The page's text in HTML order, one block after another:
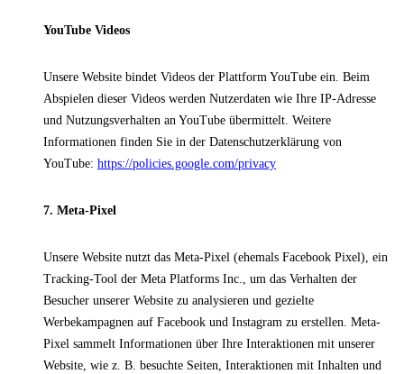
YouTube Videos
Unsere Website bindet Videos der Plattform YouTube ein. Beim
Abspielen dieser Videos werden Nutzerdaten wie Ihre IP-Adresse
und Nutzungsverhalten an YouTube übermittelt. Weitere
Informationen finden Sie in der Datenschutzerklärung von
YouTube: https://policies.google.com/privacy
7. Meta-Pixel
Unsere Website nutzt das Meta-Pixel (ehemals Facebook Pixel), ein
Tracking-Tool der Meta Platforms Inc., um das Verhalten der
Besucher unserer Website zu analysieren und gezielte
Werbekampagnen auf Facebook und Instagram zu erstellen. Meta-
Pixel sammelt Informationen über Ihre Interaktionen mit unserer
Website, wie z. B. besuchte Seiten, Interaktionen mit Inhalten und